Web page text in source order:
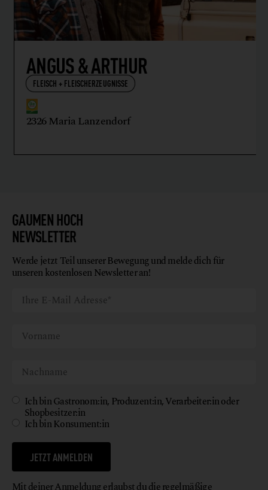
ANGUS & ARTHUR
FLEISCH + FLEISCHERZEUGNISSE
2326 Maria Lanzendorf
GAUMEN HOCH
NEWSLETTER
Werde jetzt Teil unserer Bewegung und melde dich für
unseren kostenlosen Newsletter an!
Ich bin Gastronom:in, Produzent:in, Verarbeiter:in oder
Shopbesitzer:in
Ich bin Konsument:in
JETZT ANMELDEN
Mit deiner Anmeldung erlaubst du die regelmäßige